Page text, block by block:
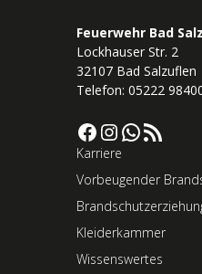
Feuerwehr Bad
Lockhauser Str. 2
32107 Bad Salzuflen
Telefon: 05222
Facebook InstagramWhatsApp RSS-Feed
Karriere
Vorbeugender
Kleiderkammer
Wissenswertes